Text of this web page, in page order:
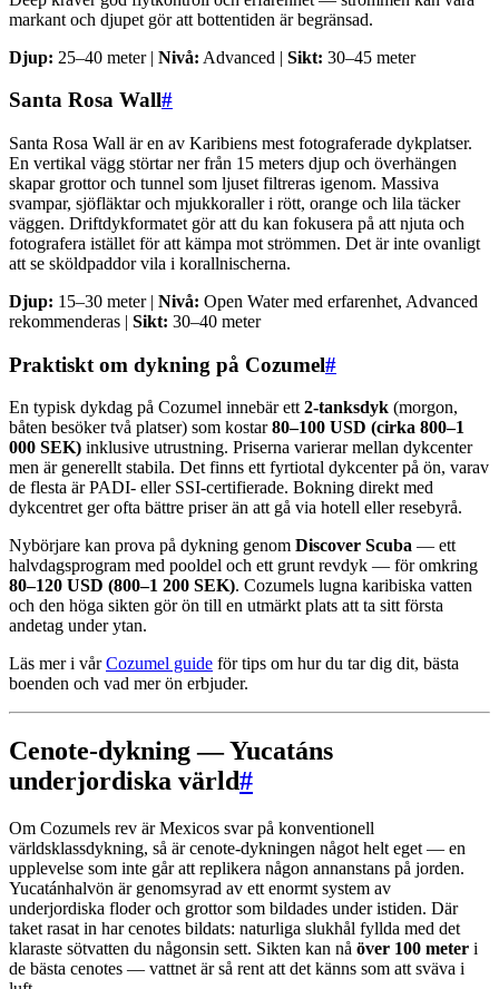
markant och djupet gör att bottentiden är begränsad.
Djup: 25–40 meter | Nivå: Advanced | Sikt: 30–45 meter
Santa Rosa Wall#
Santa Rosa Wall är en av Karibiens mest fotograferade dykplatser.
En vertikal vägg störtar ner från 15 meters djup och överhängen
skapar grottor och tunnel som ljuset filtreras igenom. Massiva
svampar, sjöfläktar och mjukkoraller i rött, orange och lila täcker
väggen. Driftdykformatet gör att du kan fokusera på att njuta och
fotografera istället för att kämpa mot strömmen. Det är inte ovanligt
att se sköldpaddor vila i korallnischerna.
Djup: 15–30 meter | Nivå: Open Water med erfarenhet, Advanced
rekommenderas | Sikt: 30–40 meter
Praktiskt om dykning på Cozumel#
En typisk dykdag på Cozumel innebär ett 2-tanksdyk (morgon,
båten besöker två platser) som kostar80–100 USD (cirka 800–1
000 SEK) inklusive utrustning. Priserna varierar mellan dykcenter
men är generellt stabila. Det finns ett fyrtiotal dykcenter på ön, varav
de flesta är PADI- eller SSI-certifierade. Bokning direkt med
dykcentret ger ofta bättre priser än att gå via hotell eller resebyrå.
Nybörjare kan prova på dykning genom Discover Scuba — ett
halvdagsprogram med pooldel och ett grunt revdyk — för omkring
80–120 USD (800–1 200 SEK). Cozumels lugna karibiska vatten
och den höga sikten gör ön till en utmärkt plats att ta sitt första
andetag under ytan.
Läs mer i vårCozumel guide för tips om hur du tar dig dit, bästa
boenden och vad mer ön erbjuder.
Cenote-dykning — Yucatáns
underjordiska värld#
Om Cozumels rev är Mexicos svar på konventionell
världsklassdykning, så är cenote-dykningen något helt eget — en
upplevelse som inte går att replikera någon annanstans på jorden.
Yucatánhalvön är genomsyrad av ett enormt system av
underjordiska floder och grottor som bildades under istiden. Där
taket rasat in har cenotes bildats: naturliga slukhål fyllda med det
klaraste sötvatten du någonsin sett. Sikten kan nå över 100 meter i
de bästa cenotes — vattnet är så rent att det känns som att sväva i